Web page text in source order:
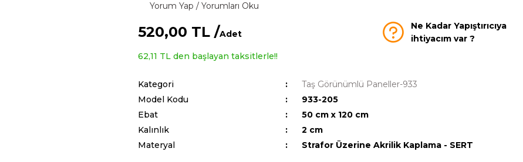
Yorum Yap / Yorumları Oku
520,00 TL /Adet
Ne Kadar Yapıştırıcıya
ihtiyacım var ?
62,11 TL den başlayan taksitlerle!!
Kategori
Taş Görünümlü Paneller-933
Model Kodu
933-205
Ebat
50 cm x 120 cm
Kalınlık
2 cm
Materyal
Strafor Üzerine Akrilik Kaplama - SERT